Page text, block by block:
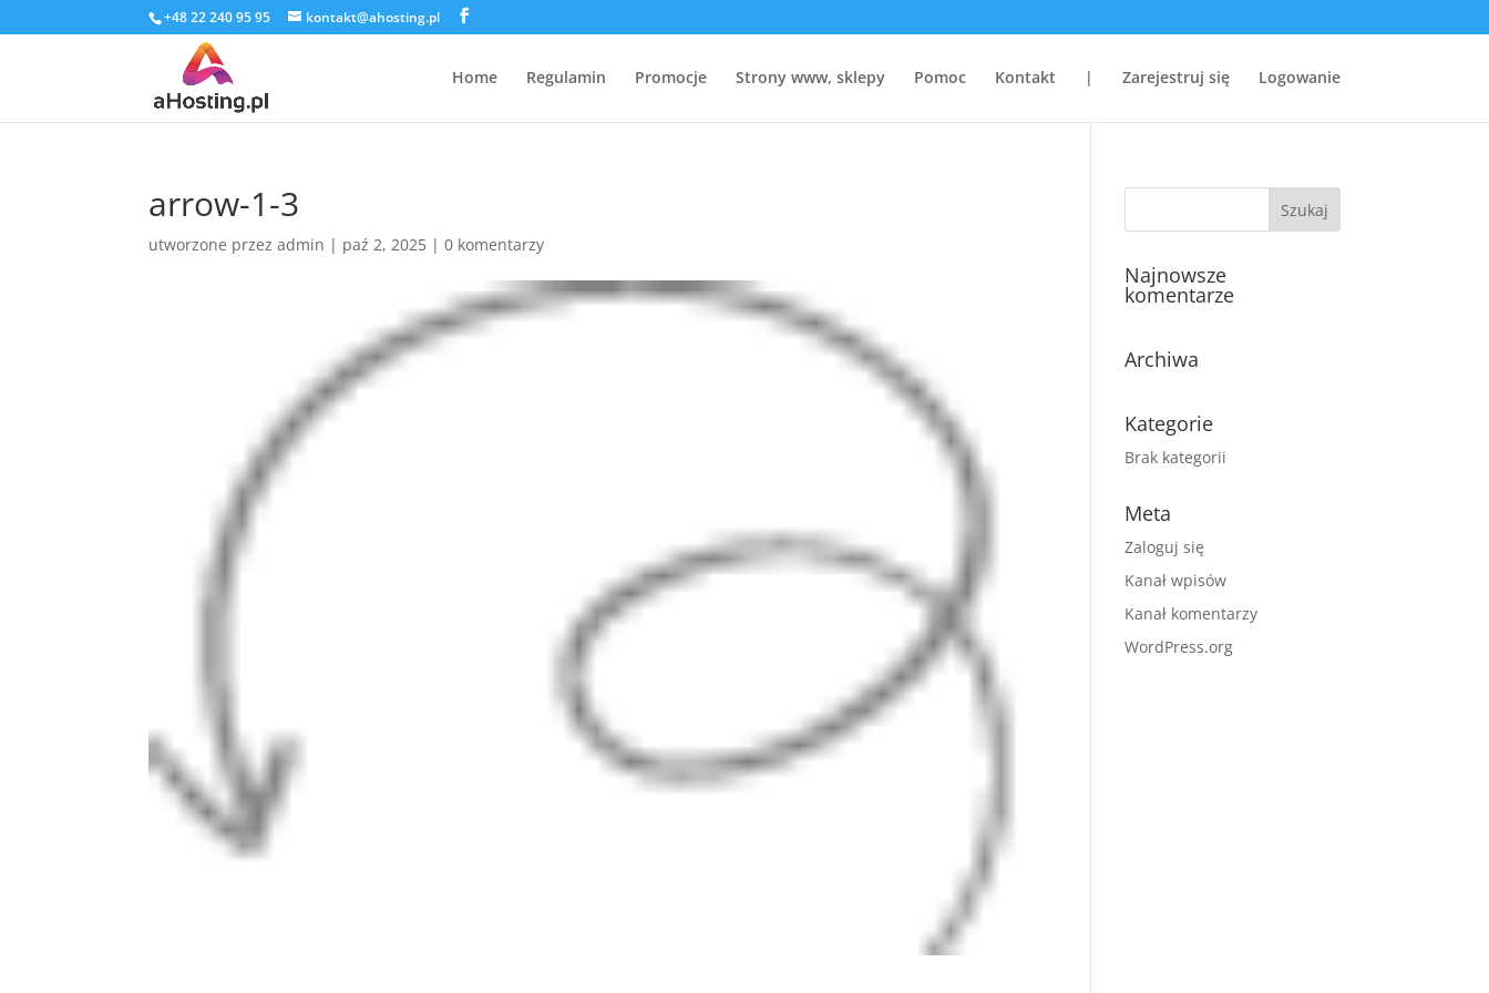
+48 22 240 95 95 kontakt@ahosting.pl
Home Regulamin Promocje Strony www, sklepy Pomoc Kontakt | Zarejestruj się Logowanie
arrow-1-3
utworzone przezadmin | paź 2, 2025 |0 komentarzy
Najnowsze
komentarze
Archiwa
Kategorie
Brak kategorii
Meta
Zaloguj się
Kanał wpisów
Kanał komentarzy
WordPress.org